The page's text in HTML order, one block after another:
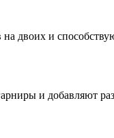
двоих и
и добавляют